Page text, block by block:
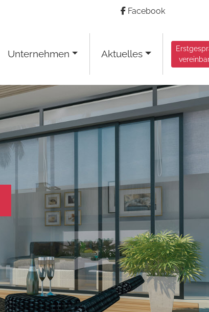
Facebook
Unternehmen Aktuelles